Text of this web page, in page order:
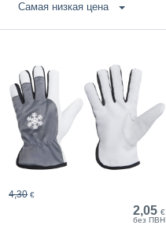
Самая низкая цена
2,05 €
без ПВН
4,30 €